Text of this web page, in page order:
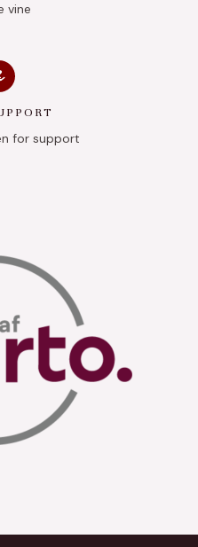
vine
for support